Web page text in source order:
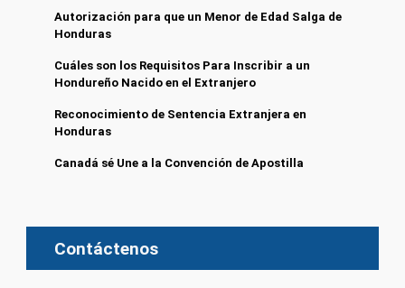
Autorización para que un Menor de Edad Salga de
Honduras
Cuáles son los Requisitos Para Inscribir a un
Hondureño Nacido en el Extranjero
Reconocimiento de Sentencia Extranjera en
Honduras
Canadá sé Une a la Convención de Apostilla
Contáctenos